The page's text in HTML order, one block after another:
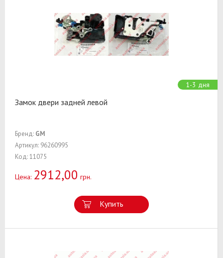
1-3 дня
Замок двери задней левой
Бренд: GM
Артикул: 96260995
Код: 11075
Цена: 2912,00 грн.
Купить